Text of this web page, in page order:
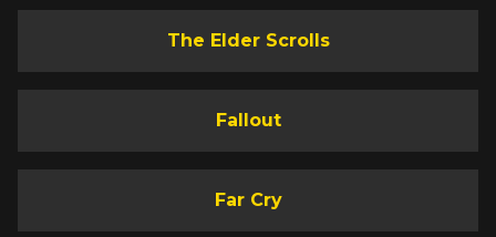
The Elder Scrolls
Fallout
Far Cry